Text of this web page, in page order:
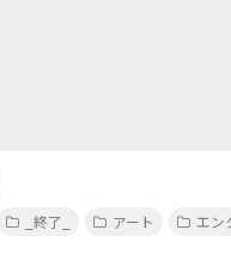
_終了_ アート エン